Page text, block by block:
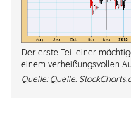
Der erste Teil einer
einem verheißungsvollen
Quelle: Quelle: